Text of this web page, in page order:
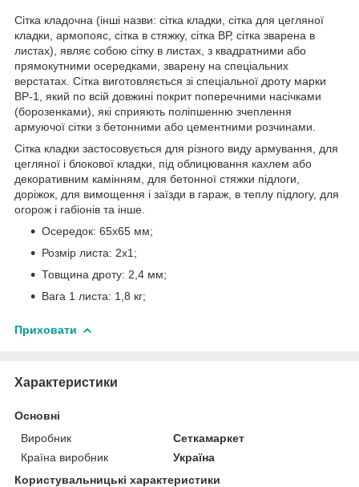
Сітка кладочна (інші назви: сітка кладки, сітка для цегляної
кладки, армопояс, сітка в стяжку, сітка ВР, сітка зварена в
листах), являє собою сітку в листах, з квадратними або
прямокутними осередками, зварену на спеціальних
верстатах. Сітка виготовляється зі спеціальної дроту марки
ВР-1, який по всій довжині покрит поперечними насічками
(борозенками), які сприяють поліпшенню зчеплення
армуючої сітки з бетонними або цементними розчинами.
Сітка кладки застосовується для різного виду армування, для
цегляної і блокової кладки, під облицювання кахлем або
декоративним камінням, для бетонної стяжки підлоги,
доріжок, для вимощення і заїзди в гараж, в теплу підлогу, для
огорож і габіонів та інше.
Осередок: 65x65 мм;
Розмір листа: 2х1;
Товщина дроту: 2,4 мм;
Вага 1 листа: 1,8 кг;
Приховати
Характеристики
Основні
Виробник
Сеткамаркет
Країна виробник
Україна
Користувальницькі характеристики